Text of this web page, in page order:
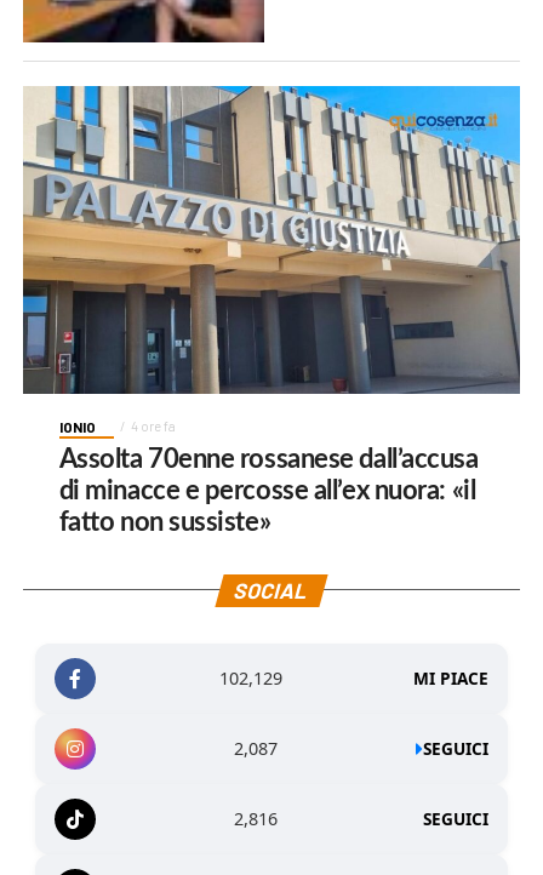
IONIO 4 ore fa
Assolta 70enne rossanese dall’accusa
di minacce e percosse all’ex nuora: «il
fatto non sussiste»
SOCIAL
102,129 MI PIACE
2,087 SEGUICI
2,816 SEGUICI